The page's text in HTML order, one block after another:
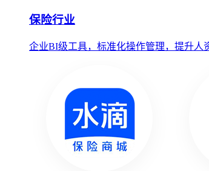
保险行业
企业BI级工具，标准化操作管理，提升人